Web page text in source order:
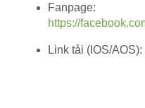
Fanpage:
https://
Link tải (IOS/AOS):